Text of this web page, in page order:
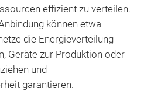
effizient zu verteilen.
können etwa
die Energieverteilung
Geräte zur Produktion oder
und
garantieren.